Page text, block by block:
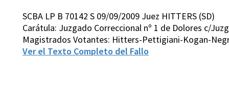
SCBA LP B 70142 S 09/09/2009 Juez HITTERS (SD)
Carátula: Juzgado Correccional nº 1 de Dolores c/
Magistrados Votantes: Hitters-Pettigiani-Kogan-
Ver el Texto Completo del Fallo